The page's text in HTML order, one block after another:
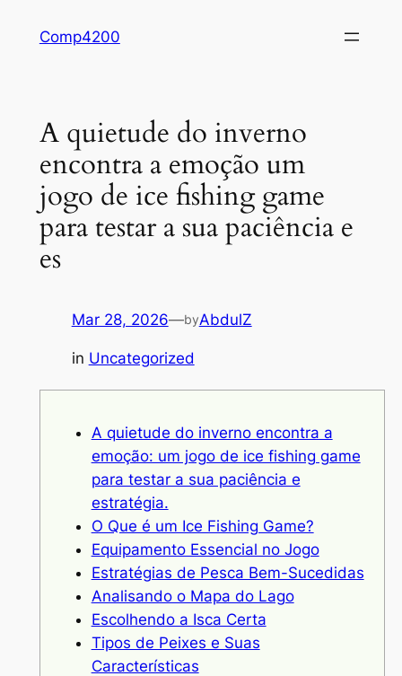
Comp4200
A quietude do inverno
encontra a emoção um
jogo de ice fishing game
para testar a sua paciência e
es
Mar 28, 2026—byAbdulZ
in Uncategorized
A quietude do inverno encontra a
emoção: um jogo de ice fishing game
para testar a sua paciência e
estratégia.
O Que é um Ice Fishing Game?
Equipamento Essencial no Jogo
Estratégias de Pesca Bem-Sucedidas
Analisando o Mapa do Lago
Escolhendo a Isca Certa
Tipos de Peixes e Suas
Características